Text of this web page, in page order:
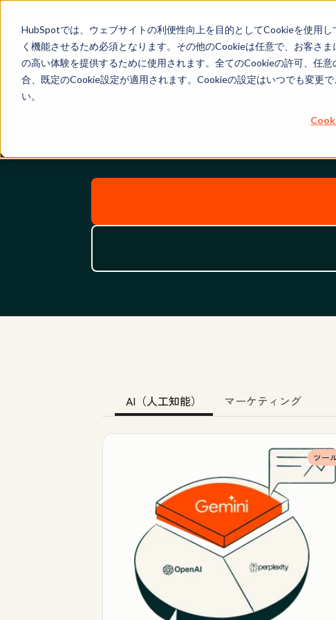
HubSpotでは、ウェブサイトの利便性向上を目的としてCookieを使用
く機能させるため必須となります。その他のCookieは任意で、お客さ
の高い体験を提供するために使用されます。全てのCookieの許可、任
合、既定のCookie設定が適用されます。Cookieの設定はいつでも変更
い。
HubSpot
AI（人工知能） マーケティング
ツー